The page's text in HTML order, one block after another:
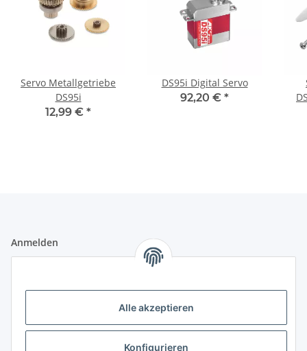
Alle akzeptieren
Konfigurieren
Servo Metallgetriebe
DS95i
12,99 € *
DS95i Digital Servo
92,20 € *
Anmelden
markierten Felder sind Pflichtfelder.
Passwort